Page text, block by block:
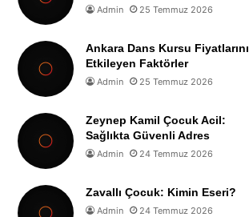
Admin 25 Temmuz 2026
Ankara Dans Kursu Fiyatlarını
Etkileyen Faktörler
Admin 25 Temmuz 2026
Zeynep Kamil Çocuk Acil:
Sağlıkta Güvenli Adres
Admin 24 Temmuz 2026
Zavallı Çocuk: Kimin Eseri?
Admin 24 Temmuz 2026